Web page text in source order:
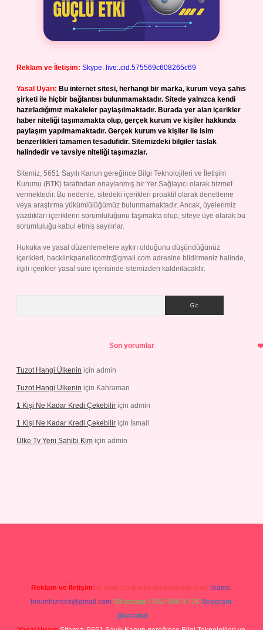
Reklam ve İletişim: Skype: live:.cid.575569c608265c69
Yasal Uyarı: Bu internet sitesi, herhangi bir marka, kurum veya şahıs
şirketi ile hiçbir bağlantısı bulunmamaktadır. Sitede yalnızca kendi
hazırladığımız makaleler paylaşılmaktadır. Burada yer alan içerikler
haber niteliği taşımamakta olup, gerçek kurum ve kişiler hakkında
paylaşım yapılmamaktadır. Gerçek kurum ve kişiler ile isim
benzerlikleri tamamen tesadüfidir. Sitemizdeki bilgiler taslak
halindedir ve tavsiye niteliği taşımazlar.
Sitemiz, 5651 Sayılı Kanun gereğince Bilgi Teknolojileri ve İletişim
Kurumu (BTK) tarafından onaylanmış bir Yer Sağlayıcı olarak hizmet
vermektedir. Bu nedenle, sitedeki içerikleri proaktif olarak denetleme
veya araştırma yükümlülüğümüz bulunmamaktadır. Ancak, üyelerimiz
yazdıkları içeriklerin sorumluluğunu taşımakta olup, siteye üye olarak bu
sorumluluğu kabul etmiş sayılırlar.
Hukuka ve yasal düzenlemelere aykırı olduğunu düşündüğünüz
içerikleri, backlinkpanelicomtr@gmail.com adresine bildirmeniz halinde,
ilgili içerikler yasal süre içerisinde sitemizden kaldırılacaktır.
Son yorumlar
Tuzot Hangi Ülkenin için admin
Tuzot Hangi Ülkenin için Kahraman
1 Kişi Ne Kadar Kredi Çekebilir için admin
1 Kişi Ne Kadar Kredi Çekebilir için İsmail
Ülke Tv Yeni Sahibi Kim için admin
Reklam ve İletişim: E-mail: backlinkpaneli@gmail.com Teams:
forumhizmeti@gmail.com Whatsapp: 0262 606 0 726 Telegram:
@karabul